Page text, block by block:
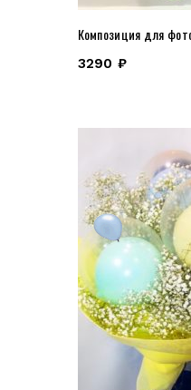
Композиция для
3290 ₽